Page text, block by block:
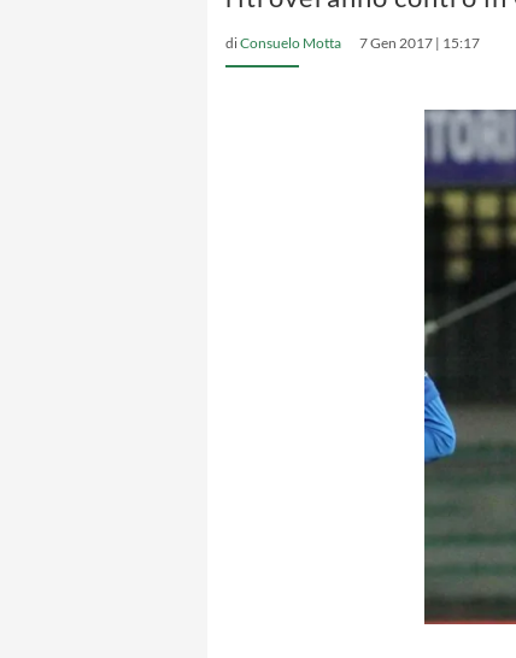
diConsuelo Motta 7 Gen 2017 | 15:17